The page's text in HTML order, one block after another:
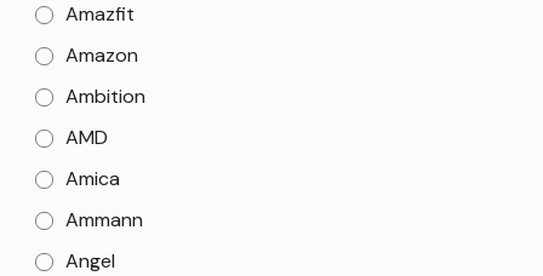
Amazfit
Amazon
Ambition
AMD
Amica
Ammann
Angel